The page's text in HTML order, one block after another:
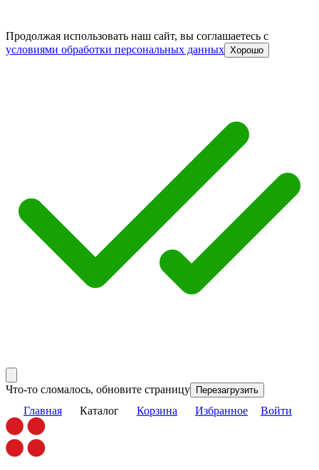
Продолжая использовать наш сайт, вы соглашаетесь c
условиями обработки персональных данных Хорошо
Что-то сломалось, обновите страницу Перезагрузить
Главная Каталог Корзина Избранное Войти